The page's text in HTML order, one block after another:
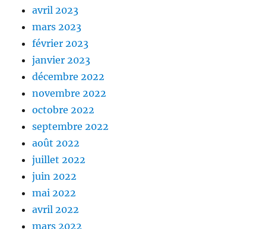
avril 2023
mars 2023
février 2023
janvier 2023
décembre 2022
novembre 2022
octobre 2022
septembre 2022
août 2022
juillet 2022
juin 2022
mai 2022
avril 2022
mars 2022